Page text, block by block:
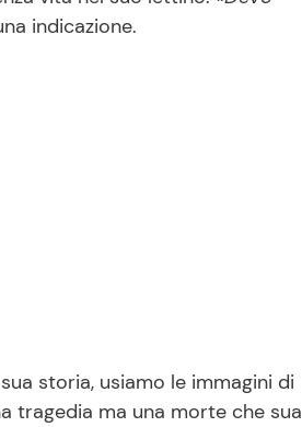
indicazione.
storia, usiamo le immagini di
tragedia ma una morte che sua